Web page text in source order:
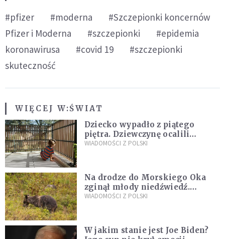
#pfizer #moderna
#Szczepionki koncernów
Pfizer i Moderna
#szczepionki
#epidemia
koronawirusa
#covid 19
#szczepionki
skuteczność
WIĘCEJ W:ŚWIAT
Dziecko wypadło z piątego
piętra. Dziewczynę ocalili
sąsiedzi
WIADOMOŚCI Z POLSKI
Na drodze do Morskiego Oka
zginął młody niedźwiedź.
Sprawę bada Policja i TPN
WIADOMOŚCI Z POLSKI
W jakim stanie jest Joe Biden?